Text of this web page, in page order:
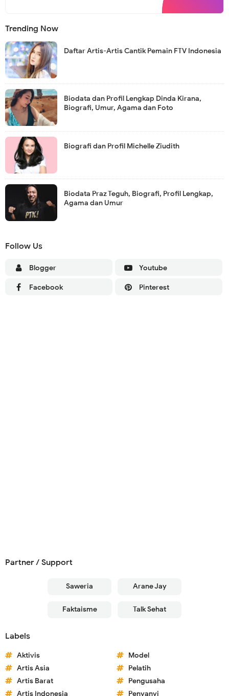
Trending Now
Daftar Artis-Artis Cantik Pemain FTV Indonesia
Biodata dan Profil Lengkap Dinda Kirana,
Biografi, Umur, Agama dan Foto
Biografi dan Profil Michelle Ziudith
Biodata Praz Teguh, Biografi, Profil Lengkap,
Agama dan Umur
Follow Us
Blogger Youtube
Facebook Pinterest
Partner / Support
Saweria Arane Jay
Faktaisme Talk Sehat
Labels
Aktivis
Artis Asia
Artis Barat
Artis Indonesia
Model
Pelatih
Pengusaha
Penyanyi